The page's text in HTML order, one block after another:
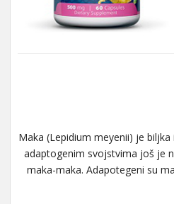
Maka (Lepidium meyenii) je
adaptogenim svojstvima još je
maka-maka. Adapotegeni su